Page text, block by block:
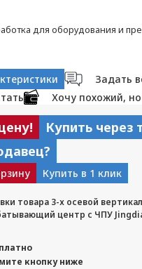
для оборудования и
Задать
Хочу похожий,
Купить через
Купить в 1 клик
товара 3-х осевой
центр с ЧПУ
кнопку ниже